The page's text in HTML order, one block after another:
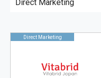
Direct Marketing